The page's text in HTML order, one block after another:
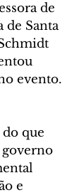
de
de Santa
evento.
que
e